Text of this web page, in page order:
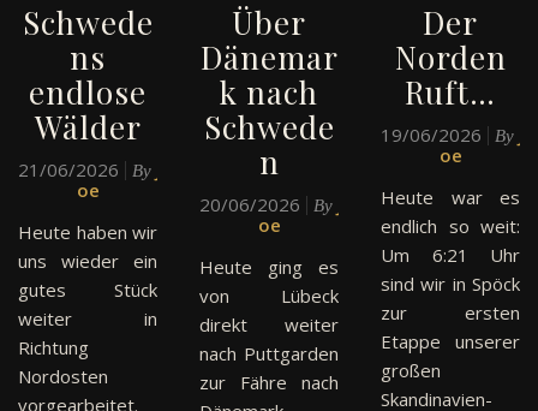
Schwede
ns
endlose
Wälder
21/06/2026 By
oe
Heute haben wir
uns wieder ein
gutes Stück
weiter in
Richtung
Nordosten
vorgearbeitet.
Über
Dänemar
k nach
Schwede
n
20/06/2026 By
oe
Heute ging es
von Lübeck
direkt weiter
nach Puttgarden
zur Fähre nach
Der
Norden
Ruft…
19/06/2026 By
oe
Heute war es
endlich so weit:
Um 6:21 Uhr
sind wir in Spöck
zur ersten
Etappe unserer
großen
Skandinavien-